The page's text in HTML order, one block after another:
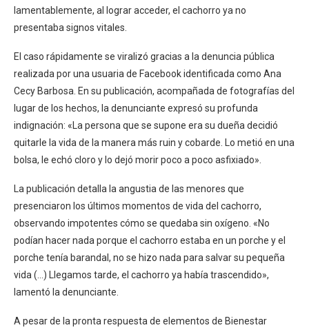
lamentablemente, al lograr acceder, el cachorro ya no
presentaba signos vitales.
El caso rápidamente se viralizó gracias a la denuncia pública
realizada por una usuaria de Facebook identificada como Ana
Cecy Barbosa. En su publicación, acompañada de fotografías del
lugar de los hechos, la denunciante expresó su profunda
indignación: «La persona que se supone era su dueña decidió
quitarle la vida de la manera más ruin y cobarde. Lo metió en una
bolsa, le echó cloro y lo dejó morir poco a poco asfixiado».
La publicación detalla la angustia de las menores que
presenciaron los últimos momentos de vida del cachorro,
observando impotentes cómo se quedaba sin oxígeno. «No
podían hacer nada porque el cachorro estaba en un porche y el
porche tenía barandal, no se hizo nada para salvar su pequeña
vida (…) Llegamos tarde, el cachorro ya había trascendido»,
lamentó la denunciante.
A pesar de la pronta respuesta de elementos de Bienestar